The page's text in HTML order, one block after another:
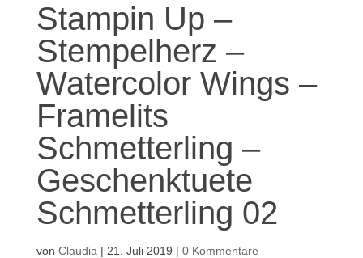
Stampin Up –
Stempelherz –
Watercolor Wings –
Framelits
Schmetterling –
Geschenktuete
Schmetterling 02
von Claudia | 21. Juli 2019 | 0 Kommentare